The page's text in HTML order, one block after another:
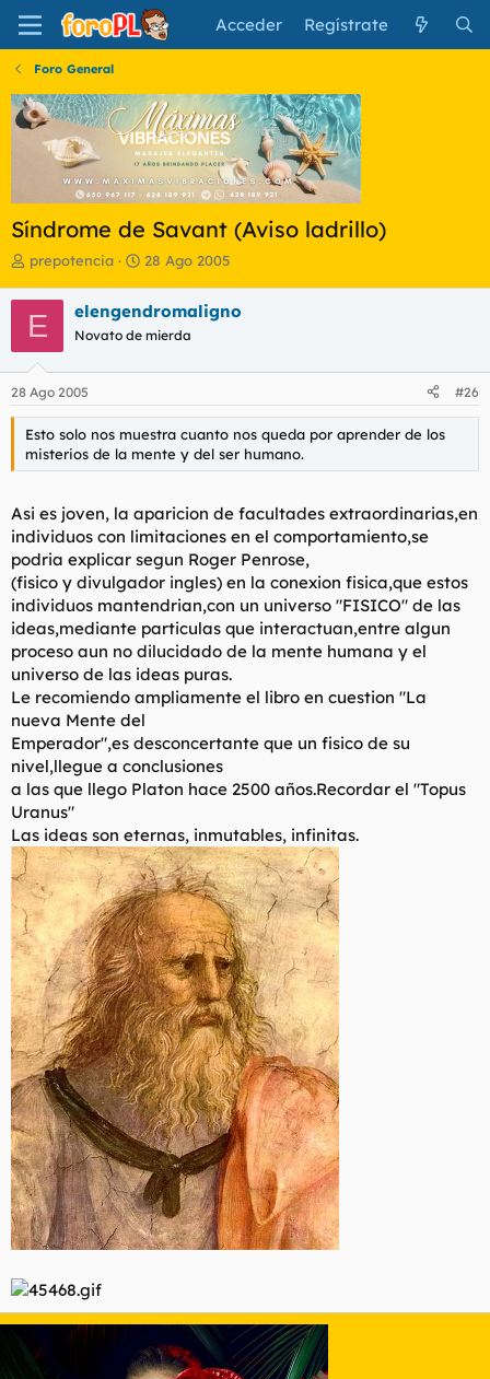
Acceder Regístrate
Foro General
Síndrome de Savant (Aviso ladrillo)
I
i
c
i
a
d
o
r
d
e
l
e
m
a
prepotencia
F
h
a
e
n
i
c
i
28 Ago 2005
E elengendromaligno
Novato de mierda
28 Ago 2005 #26
Esto solo nos muestra cuanto nos queda por aprender de los
misterios de la mente y del ser humano.
Asi es joven, la aparicion de facultades extraordinarias,en
individuos con limitaciones en el comportamiento,se
podria explicar segun Roger Penrose,
(fisico y divulgador ingles) en la conexion fisica,que estos
individuos mantendrian,con un universo "FISICO" de las
ideas,mediante particulas que interactuan,entre algun
proceso aun no dilucidado de la mente humana y el
universo de las ideas puras.
Le recomiendo ampliamente el libro en cuestion "La
nueva Mente del
Emperador",es desconcertante que un fisico de su
nivel,llegue a conclusiones
a las que llego Platon hace 2500 años.Recordar el "Topus
Uranus"
Las ideas son eternas, inmutables, infinitas.